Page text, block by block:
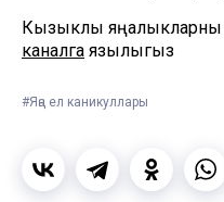
Кызыклы яңалыкларны
каналга язылыгыз
#Яңа ел каникуллары